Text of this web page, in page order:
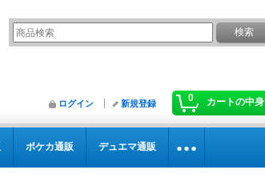
0 カートの中身
ログイン 新規登録
ポケカ通販 デュエマ通販